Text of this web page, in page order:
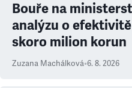
Bouře na
analýzu o efektivitě
skoro milion korun
Zuzana Machálková•6. 8. 2026